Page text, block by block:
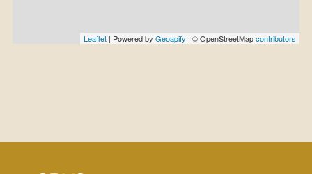
Leaflet | Powered byGeoapify | © OpenStreetMapcontributors